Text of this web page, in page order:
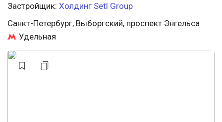
Застройщик: Холдинг Setl Group
Санкт-Петербург, Выборгский, проспект Энгельса
Удельная